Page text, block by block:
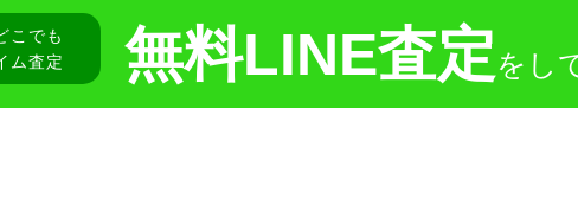
こでも
ム査定
無料LINE査定 をし